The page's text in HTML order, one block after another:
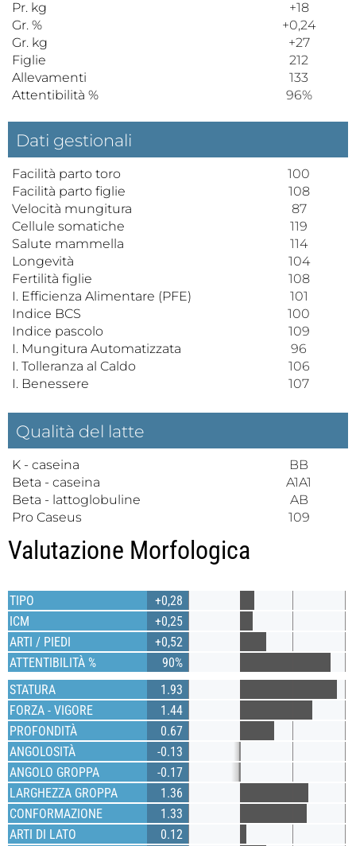
Pr. kg
+18
Gr. %
+0,24
Gr. kg
+27
Figlie
212
Allevamenti
133
Attentibilità %
96%
Dati gestionali
Facilità parto toro
100
Facilità parto figlie
108
Velocità mungitura
87
Cellule somatiche
119
Salute mammella
114
Longevità
104
Fertilità figlie
108
I. Efficienza Alimentare (PFE)
101
Indice BCS
100
Indice pascolo
109
I. Mungitura Automatizzata
96
I. Tolleranza al Caldo
106
I. Benessere
107
Qualità del latte
K - caseina
BB
Beta - caseina
A1A1
Beta - lattoglobuline
AB
Pro Caseus
109
Valutazione Morfologica
TIPO
+0,28
ICM
+0,25
ARTI / PIEDI
+0,52
ATTENTIBILITÀ %
90%
STATURA
1.93
FORZA - VIGORE
1.44
PROFONDITÀ
0.67
ANGOLOSITÀ
-0.13
ANGOLO GROPPA
-0.17
LARGHEZZA GROPPA
1.36
CONFORMAZIONE
1.33
ARTI DI LATO
0.12